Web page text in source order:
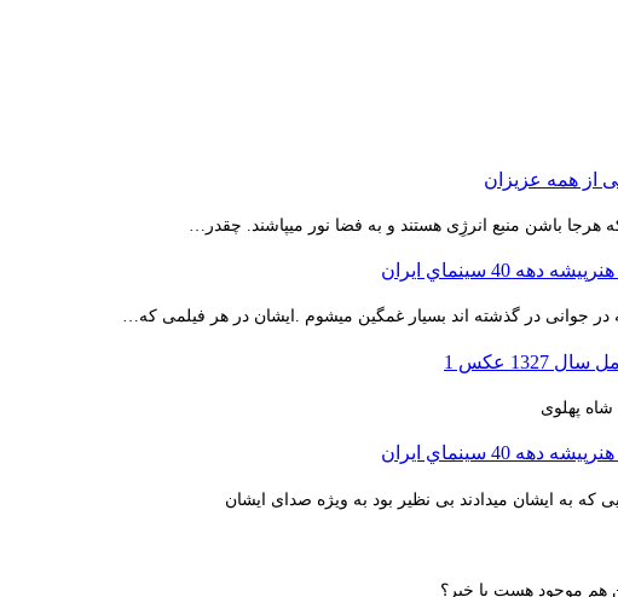
از همه عزیزان
هرجا باشن منبع انرژِی هستند و به فضا نور میپاشند. چقدر…
40 سينماي ايران
در جوانی در گذشته اند بسیار غمگین میشوم .ایشان در هر فیلمی که…
عکس 1
پهلوی
40 سينماي ايران
به ایشان میدادند بی نظیر بود به ویژه صدای ایشان
هم موجود هست یا خیر؟